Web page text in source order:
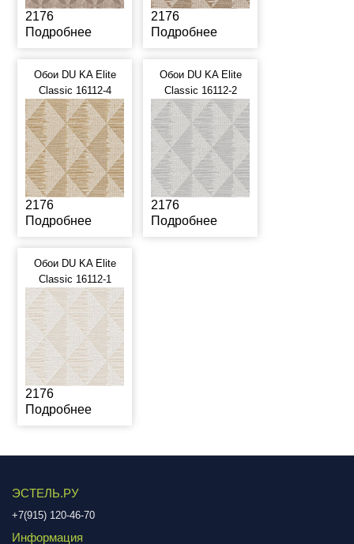
2176
Подробнее
2176
Подробнее
Обои DU KA Elite
Classic 16112-4
2176
Подробнее
Обои DU KA Elite
Classic 16112-2
2176
Подробнее
Обои DU KA Elite
Classic 16112-1
2176
Подробнее
ЭСТЕЛЬ.РУ
+7(915) 120-46-70
Информация